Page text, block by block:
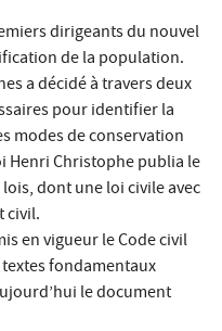
dirigeants du nouvel
de la population.
a décidé à travers deux
pour identifier la
modes de conservation
Henri Christophe publia le
dont une loi civile avec
civil.
en vigueur le Code civil
fondamentaux
le document